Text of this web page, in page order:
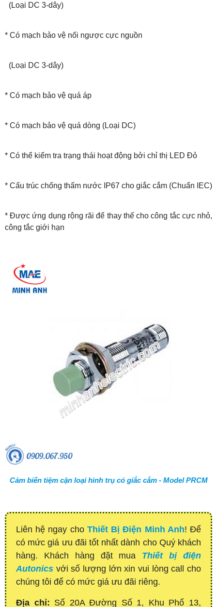
(Loại DC 3-dây)
* Có mạch bảo vệ nối ngược cực nguồn
(Loại DC 3-dây)
* Có mạch bảo vệ quá áp
* Có mạch bảo vệ quá dòng (Loại DC)
* Có thể kiểm tra trạng thái hoạt động bởi chỉ thị LED Đỏ
* Cấu trúc chống thấm nước IP67 cho giắc cắm (Chuẩn IEC)
* Được ứng dụng rộng rãi để thay thế cho công tắc cực nhỏ,
công tắc giới hạn
Cảm biến tiệm cận loại hình trụ có giắc cắm - Model PRCM
Liên hệ ngay cho Thiết Bị Điện Minh Anh! Để
có mức giá ưu đãi tốt nhất dành cho Quý khách
hàng. Khách hàng đặt mua Thiết bị điện
Autonics với số lượng lớn xin vui lòng call cho
chúng tôi để có mức giá ưu đãi riêng.
Địa chỉ: Số 20A Đường Số 1, Khu Phố 13,